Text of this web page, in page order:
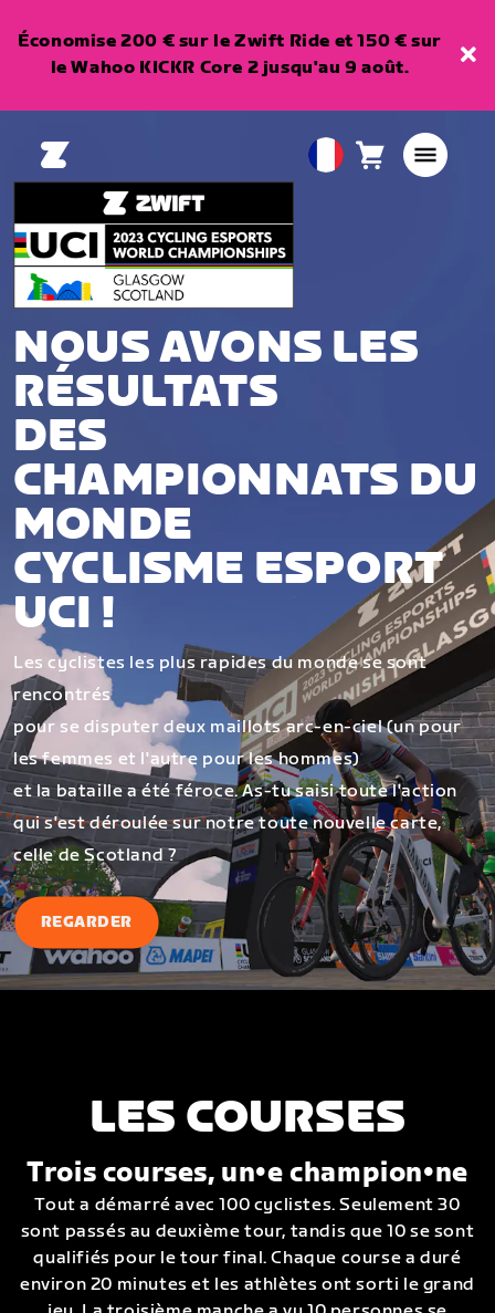
Économise 200 € sur le Zwift Ride et 150 € sur
le Wahoo KICKR Core 2 jusqu'au 9 août.
EuropeanPanier0
NOUS AVONS LES
RÉSULTATS
DES
CHAMPIONNATS DU
MONDE
CYCLISME ESPORT
UCI !
Les cyclistes les plus rapides du monde se sont
rencontrés
pour se disputer deux maillots arc-en-ciel (un pour
les femmes et l'autre pour les hommes)
et la bataille a été féroce. As-tu saisi toute l'action
qui s'est déroulée sur notre toute nouvelle carte,
celle de Scotland ?
REGARDER
LES COURSES
Trois courses, un•e champion•ne
Tout a démarré avec 100 cyclistes. Seulement 30
sont passés au deuxième tour, tandis que 10 se sont
qualifiés pour le tour final. Chaque course a duré
environ 20 minutes et les athlètes ont sorti le grand